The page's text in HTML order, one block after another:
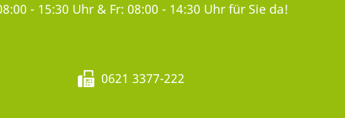
- 15:30 Uhr & Fr: 08:00 - 14:30 Uhr für Sie da!
0621 3377-222